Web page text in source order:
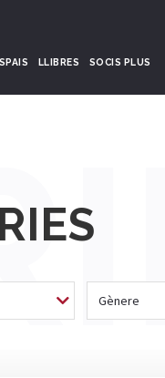
LLIBRES SOCIS PLUS
Gènere